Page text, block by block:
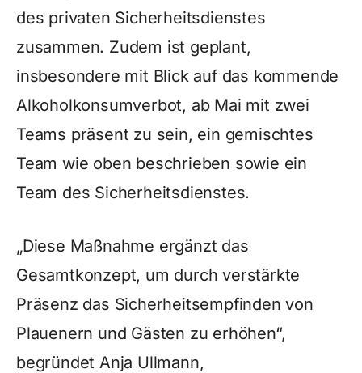
des privaten Sicherheitsdienstes
zusammen. Zudem ist geplant,
insbesondere mit Blick auf das kommende
Alkoholkonsumverbot, ab Mai mit zwei
Teams präsent zu sein, ein gemischtes
Team wie oben beschrieben sowie ein
Team des Sicherheitsdienstes.
„Diese Maßnahme ergänzt das
Gesamtkonzept, um durch verstärkte
Präsenz das Sicherheitsempfinden von
Plauenern und Gästen zu erhöhen“,
begründet Anja Ullmann,